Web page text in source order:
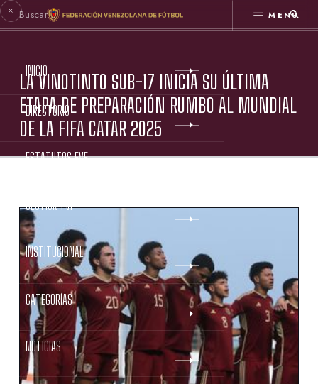
MENÚ
INICIO
DIRECTORIO
ESTATUTOS FVF
GESTIÓN FVF
INSTITUCIONAL
CATEGORÍAS
NOTICIAS
LA VINOTINTO SUB-17 INICIA SU ÚLTIMA
ETAPA DE PREPARACIÓN RUMBO AL MUNDIAL
DE LA FIFA CATAR 2025